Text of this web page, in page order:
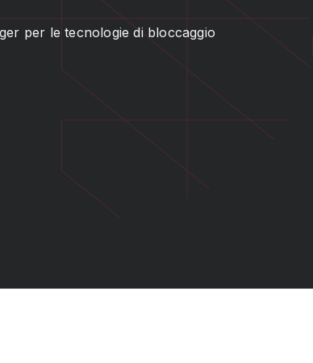
per le tecnologie di bloccaggio